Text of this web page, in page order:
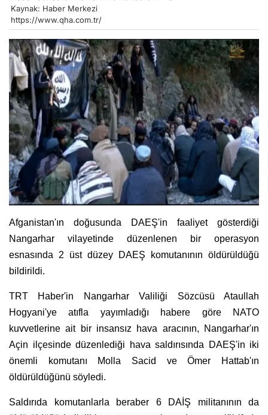
Kaynak: Haber Merkezi
https://www.qha.com.tr/
Afganistan'ın doğusunda DAEŞ'in faaliyet gösterdiği
Nangarhar vilayetinde düzenlenen bir operasyon
esnasında 2 üst düzey DAEŞ komutanının öldürüldüğü
bildirildi.
TRT Haber'in Nangarhar Valiliği Sözcüsü Ataullah
Hogyani'ye atıfla yayımladığı habere göre NATO
kuvvetlerine ait bir insansız hava aracının, Nangarhar'ın
Açin ilçesinde düzenlediği hava saldırısında DAEŞ'in iki
önemli komutanı Molla Sacid ve Ömer Hattab'ın
öldürüldüğünü söyledi.
Saldırıda komutanlarla beraber 6 DAİŞ militanının da